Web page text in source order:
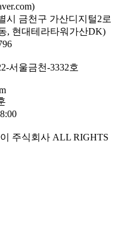
시 금천구 가산디지털2로
, 현대테라타워가산DK)
서울금천-3332호
주식회사 ALL RIGHTS